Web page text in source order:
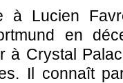
à Lucien
en
à Crystal
Il connaît